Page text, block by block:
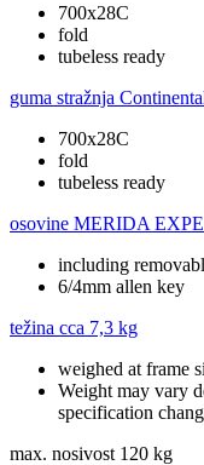
700x28C
fold
tubeless ready
guma stražnja
700x28C
fold
tubeless ready
osovine MERIDA
including
6/4mm allen key
težina cca 7,3 kg
weighed at frame
Weight may vary
specification
max. nosivost 120 kg